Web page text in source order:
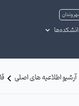
آرشیو اطلاعیه های اصلی